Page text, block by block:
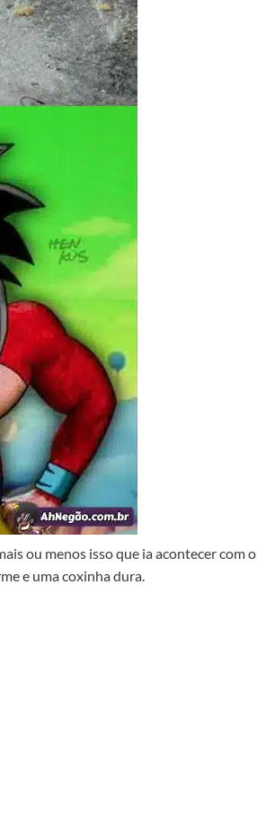
ou menos isso que ia acontecer com o
e uma coxinha dura.